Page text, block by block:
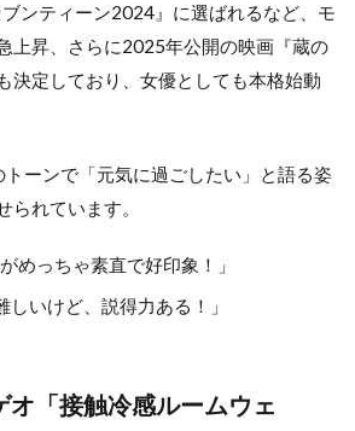
ンティーン2024』に選ばれるなど、モ
上昇、さらに2025年公開の映画『蔵の
決定しており、女優としても本格始動
ーンで「元気に過ごしたい」と語る姿
られています。
めっちゃ素直で好印象！」
しいけど、説得力ある！」
オ「接触冷感ルームウェ